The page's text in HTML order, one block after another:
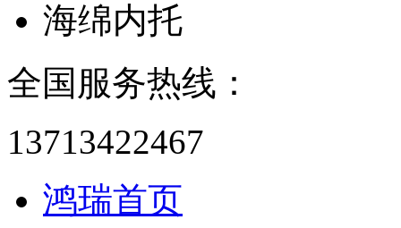
海绵内托
全国服务热线：
13713422467
鸿瑞首页